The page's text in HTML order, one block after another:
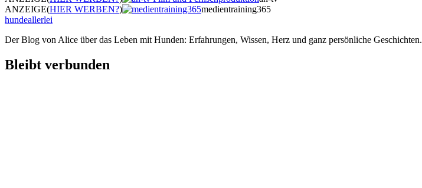
ANZEIGE(HIER WERBEN?)
medientraining365
hundeallerlei
Der Blog von Alice über das Leben mit Hunden: Erfahrungen, Wissen, Herz und ganz persönliche Geschichten.
Bleibt verbunden